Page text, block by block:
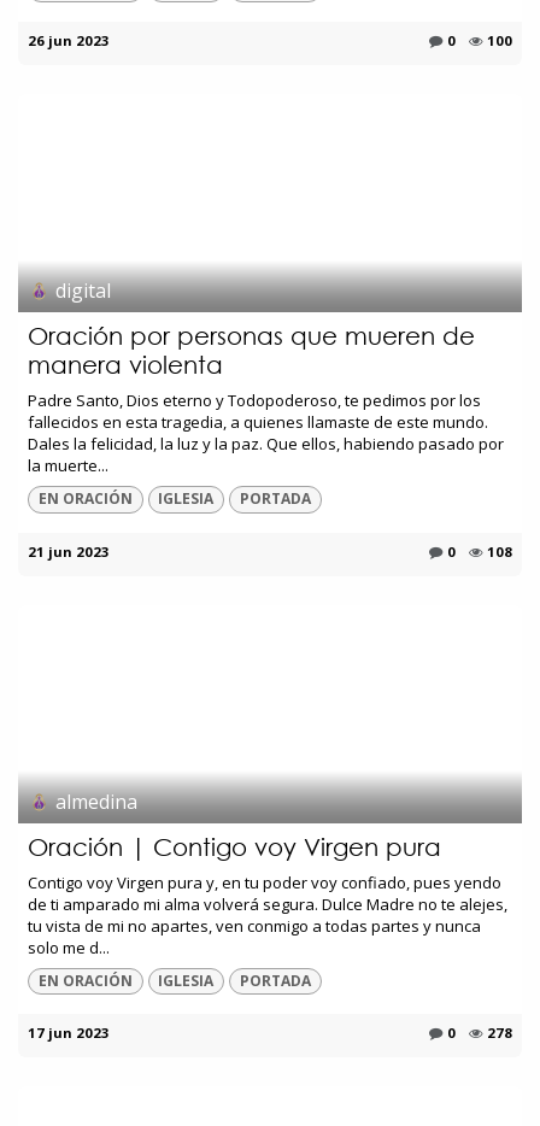
26 jun 2023 0 100
digital
Oración por personas que mueren de
manera violenta
Padre Santo, Dios eterno y Todopoderoso, te pedimos por los
fallecidos en esta tragedia, a quienes llamaste de este mundo.
Dales la felicidad, la luz y la paz. Que ellos, habiendo pasado por
la muerte...
EN ORACIÓN IGLESIA PORTADA
21 jun 2023 0 108
almedina
Oración | Contigo voy Virgen pura
Contigo voy Virgen pura y, en tu poder voy confiado, pues yendo
de ti amparado mi alma volverá segura. Dulce Madre no te alejes,
tu vista de mi no apartes, ven conmigo a todas partes y nunca
solo me d...
EN ORACIÓN IGLESIA PORTADA
17 jun 2023 0 278